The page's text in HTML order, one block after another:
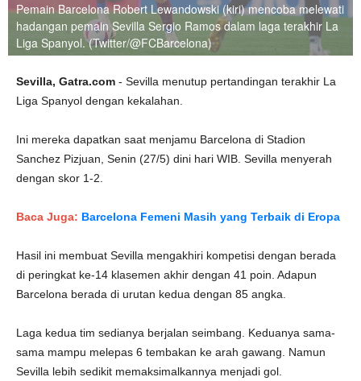
Pemain Barcelona Robert Lewandowski (kiri) mencoba melewati
hadangan pemain Sevilla Sergio Ramos dalam laga terakhir La
Liga Spanyol. (Twitter/@FCBarcelona)
Sevilla, Gatra.com - Sevilla menutup pertandingan terakhir La
Liga Spanyol dengan kekalahan.
Ini mereka dapatkan saat menjamu Barcelona di Stadion
Sanchez Pizjuan, Senin (27/5) dini hari WIB. Sevilla menyerah
dengan skor 1-2.
Baca Juga: Barcelona Femeni Masih yang Terbaik di Eropa
Hasil ini membuat Sevilla mengakhiri kompetisi dengan berada
di peringkat ke-14 klasemen akhir dengan 41 poin. Adapun
Barcelona berada di urutan kedua dengan 85 angka.
Laga kedua tim sedianya berjalan seimbang. Keduanya sama-
sama mampu melepas 6 tembakan ke arah gawang. Namun
Sevilla lebih sedikit memaksimalkannya menjadi gol.